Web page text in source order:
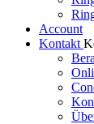
Account
Kontakt